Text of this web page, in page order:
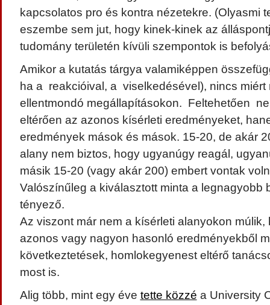
kapcsolatos pro és kontra nézetekre. (Olyasmi
eszembe sem jut, hogy kinek-kinek az
tudomány területén kívüli szempontok is
Amikor a kutatás tárgya valamiképpen
ha a reakcióival, a viselkedésével), nincs miért
ellentmondó megállapításokon. Feltehetően
eltérően az azonos kísérleti eredményeket,
eredmények mások és mások. 15-20, de akár
alany nem biztos, hogy ugyanúgy reagál,
másik 15-20 (vagy akár 200) embert vontak
Valószínűleg a kiválasztott minta a legnagyobb
tényező.
Az viszont már nem a kísérleti alanyokon múlik,
azonos vagy nagyon hasonló eredményekből
következtetések, homlokegyenest eltérő
most is.
Alig több, mint egy éve tette közzé a University